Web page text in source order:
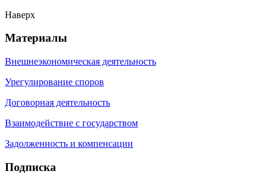
Наверх
Материалы
Внешнеэкономическая деятельность
Урегулирование споров
Договорная деятельность
Взаимодействие с государством
Задолженность и компенсации
Подписка